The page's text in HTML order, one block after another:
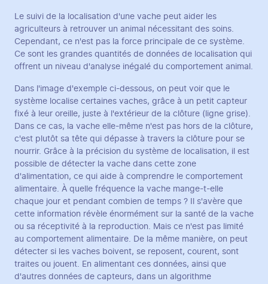
Le suivi de la localisation d'une vache peut aider les
agriculteurs à retrouver un animal nécessitant des soins.
Cependant, ce n'est pas la force principale de ce système.
Ce sont les grandes quantités de données de localisation qui
offrent un niveau d'analyse inégalé du comportement animal.
Dans l'image d'exemple ci-dessous, on peut voir que le
système localise certaines vaches, grâce à un petit capteur
fixé à leur oreille, juste à l'extérieur de la clôture (ligne grise).
Dans ce cas, la vache elle-même n'est pas hors de la clôture,
c'est plutôt sa tête qui dépasse à travers la clôture pour se
nourrir. Grâce à la précision du système de localisation, il est
possible de détecter la vache dans cette zone
d'alimentation, ce qui aide à comprendre le comportement
alimentaire. À quelle fréquence la vache mange-t-elle
chaque jour et pendant combien de temps ? Il s'avère que
cette information révèle énormément sur la santé de la vache
ou sa réceptivité à la reproduction. Mais ce n'est pas limité
au comportement alimentaire. De la même manière, on peut
détecter si les vaches boivent, se reposent, courent, sont
traites ou jouent. En alimentant ces données, ainsi que
d'autres données de capteurs, dans un algorithme